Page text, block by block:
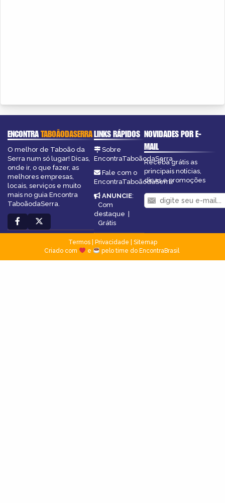
ENCONTRATABOÃODASERRA
O melhor de Taboão da
Serra num só lugar! Dicas,
onde ir, o que fazer, as
melhores empresas,
locais, serviços e muito
mais no guia Encontra
TaboãodaSerra.
LINKS RÁPIDOS
Sobre
EncontraTaboãodaSerra
Fale com o
EncontraTaboãodaSerra
ANUNCIE:
Com
destaque |
Grátis
NOVIDADES POR E-
MAIL
Receba grátis as
principais notícias,
dicas e promoções
Termos| Privacidade
Sitemap
Criado com
e pelo time do EncontraBrasil